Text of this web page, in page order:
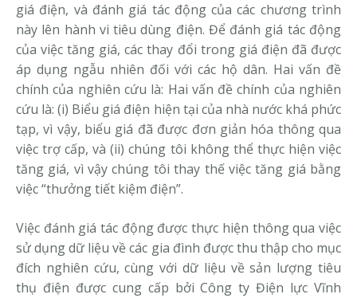
giá điện, và đánh giá tác động của các chương trình
này lên hành vi tiêu dùng điện. Để đánh giá tác động
của việc tăng giá, các thay đổi trong giá điện đã được
áp dụng ngẫu nhiên đối với các hộ dân. Hai vấn đề
chính của nghiên cứu là: Hai vấn đề chính của nghiên
cứu là: (i) Biểu giá điện hiện tại của nhà nước khá phức
tạp, vì vậy, biểu giá đã được đơn giản hóa thông qua
việc trợ cấp, và (ii) chúng tôi không thể thực hiện việc
tăng giá, vì vậy chúng tôi thay thế việc tăng giá bằng
việc “thưởng tiết kiệm điện”.
Việc đánh giá tác động được thực hiện thông qua việc
sử dụng dữ liệu về các gia đình được thu thập cho mục
đích nghiên cứu, cùng với dữ liệu về sản lượng tiêu
thụ điện được cung cấp bởi Công ty Điện lực Vĩnh